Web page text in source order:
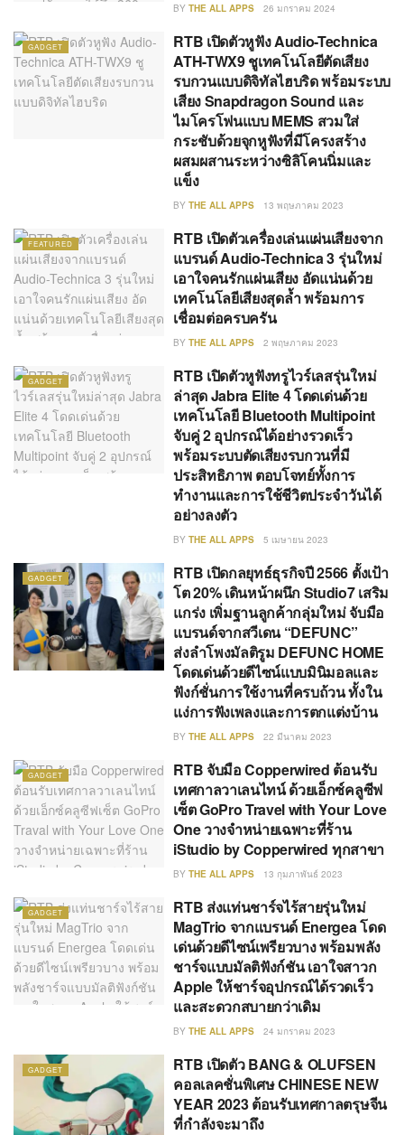
BY THE ALL APPS 26 มกราคม 2024
GADGET
RTB เปิดตัวหูฟัง Audio-Technica
ATH-TWX9 ชูเทคโนโลยีตัดเสียง
รบกวนแบบดิจิทัลไฮบริด พร้อมระบบ
เสียง Snapdragon Sound และ
ไมโครโฟนแบบ MEMS สวมใส่
กระชับด้วยจุกหูฟังที่มีโครงสร้าง
ผสมผสานระหว่างซิลิโคนนิ่มและ
แข็ง
BY THE ALL APPS 13 พฤษภาคม 2023
FEATURED
RTB เปิดตัวเครื่องเล่นแผ่นเสียงจาก
แบรนด์ Audio-Technica 3 รุ่นใหม่
เอาใจคนรักแผ่นเสียง อัดแน่นด้วย
เทคโนโลยีเสียงสุดล้ำ พร้อมการ
เชื่อมต่อครบครัน
BY THE ALL APPS 2 พฤษภาคม 2023
GADGET
RTB เปิดตัวหูฟังทรูไวร์เลสรุ่นใหม่
ล่าสุด Jabra Elite 4 โดดเด่นด้วย
เทคโนโลยี Bluetooth Multipoint
จับคู่ 2 อุปกรณ์ได้อย่างรวดเร็ว
พร้อมระบบตัดเสียงรบกวนที่มี
ประสิทธิภาพ ตอบโจทย์ทั้งการ
ทำงานและการใช้ชีวิตประจำวันได้
อย่างลงตัว
BY THE ALL APPS 5 เมษายน 2023
GADGET
RTB เปิดกลยุทธ์ธุรกิจปี 2566 ตั้งเป้า
โต 20% เดินหน้าผนึก Studio7 เสริม
แกร่ง เพิ่มฐานลูกค้ากลุ่มใหม่ จับมือ
แบรนด์จากสวีเดน “DEFUNC”
ส่งลำโพงมัลติรูม DEFUNC HOME
โดดเด่นด้วยดีไซน์แบบมินิมอลและ
ฟังก์ชั่นการใช้งานที่ครบถ้วน ทั้งใน
แง่การฟังเพลงและการตกแต่งบ้าน
BY THE ALL APPS 22 มีนาคม 2023
GADGET
RTB จับมือ Copperwired ต้อนรับ
เทศกาลวาเลนไทน์ ด้วยเอ็กซ์คลูซีฟ
เซ็ตGoPro Travel with Your Love
Oneวางจำหน่ายเฉพาะที่ร้าน
iStudio by Copperwired ทุกสาขา
BY THE ALL APPS 13 กุมภาพันธ์ 2023
GADGET
RTB ส่งแท่นชาร์จไร้สายรุ่นใหม่
MagTrio จากแบรนด์ Energea โดด
เด่นด้วยดีไซน์เพรียวบาง พร้อมพลัง
ชาร์จแบบมัลติฟังก์ชัน เอาใจสาวก
Apple ให้ชาร์จอุปกรณ์ได้รวดเร็ว
และสะดวกสบายกว่าเดิม
BY THE ALL APPS 24 มกราคม 2023
GADGET
RTB เปิดตัว BANG & OLUFSEN
คอลเลคชั่นพิเศษ CHINESE NEW
YEAR 2023 ต้อนรับเทศกาลตรุษจีน
ที่กำลังจะมาถึง